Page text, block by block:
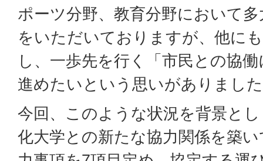
ポーツ分野、教育分野において
をいただいておりますが、他に
し、一歩先を行く「市民との協
進めたいという思いがありまし
今回、このような状況を背景と
化大学との新たな協力関係を築